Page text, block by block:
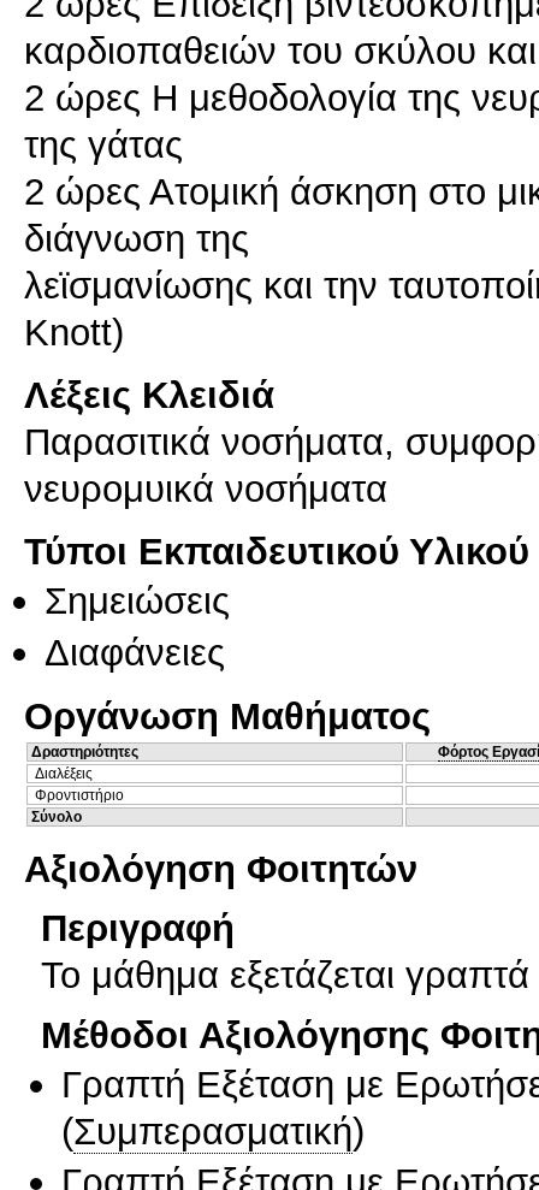
καρδιοπαθειών του σκύλου
2 ώρες H μεθοδολογία της
της γάτας
2 ώρες Ατομική άσκηση στο
διάγνωση της
λεϊσμανίωσης και την
Knott)
Λέξεις Κλειδιά
Παρασιτικά νοσήματα,
νευρομυικά νοσήματα
Τύποι Εκπαιδευτικού Υλικού
Σημειώσεις
Διαφάνειες
Οργάνωση Μαθήματος
Δραστηριότητες
Φόρτος
Διαλέξεις
Φροντιστήριο
Σύνολο
Αξιολόγηση Φοιτητών
Περιγραφή
Το μάθημα εξετάζεται γραπτά
Μέθοδοι Αξιολόγησης
Γραπτή Εξέταση με
(Συμπερασματική)